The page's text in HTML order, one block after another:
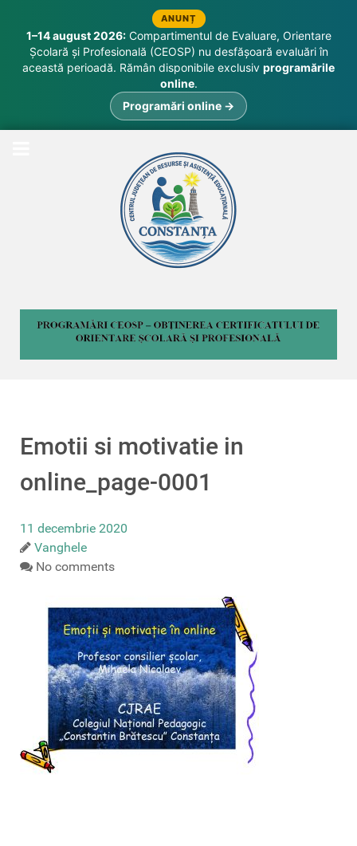
ANUNȚ
1–14 august 2026:Compartimentul de Evaluare, Orientare
Școlară și Profesională (CEOSP) nu desfășoară evaluări în
această perioadă. Rămân disponibile exclusiv programările
online.
Programări online →
Emotii si motivatie in
online_page-0001
11 decembrie 2020
Vanghele
No comments